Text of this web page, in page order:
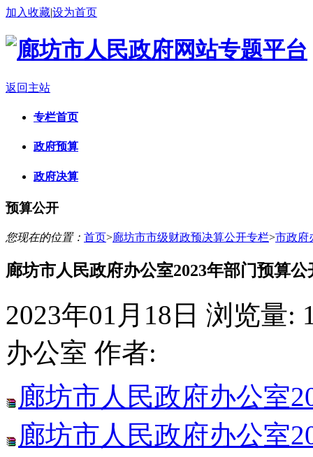
加入收藏|设为首页
返回主站
专栏首页
政府预算
政府决算
预算公开
您现在的位置： 首页>廊坊市市级财政预决算公开专栏>市政府
廊坊市人民政府办公室2023年部门预算公
2023年01月18日 浏览量:
办公室 作者:
廊坊市人民政府办公室
廊坊市人民政府办公室